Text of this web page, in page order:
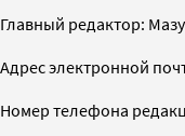
Главный редактор:
Адрес электронной
Номер телефона